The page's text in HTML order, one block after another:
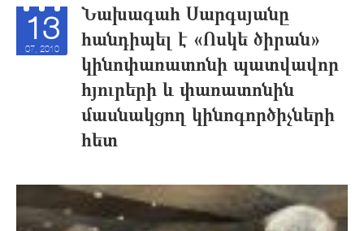
13
07, 2010
Նախագահ Սարգսյանը
հանդիպել է «Ոսկե ծիրան»
կինոփառատոնի պատվավոր
հյուրերի եւ փառատոնին
մասնակցող կինոգործիչների
հետ